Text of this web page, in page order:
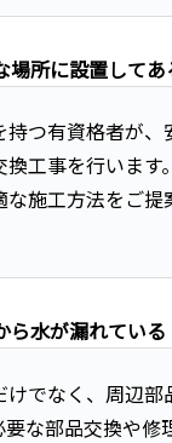
場所に設置してあ
持つ有資格者が、
換工事を行います
施工方法をご提
ら水が漏れている
けでなく、周辺部
要な部品交換や修